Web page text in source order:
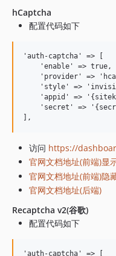
hCaptcha
配置代码如下
'auth-captcha' => [
    'enable' => true,
'provider' =>
'style' =>
'appid' =>
'secret' =>
访问 https://
官网文档地址(前端)显
官网文档地址(前端)隐
官网文档地址(后端)
Recaptcha v2(谷歌)
配置代码如下
'auth-captcha' => [